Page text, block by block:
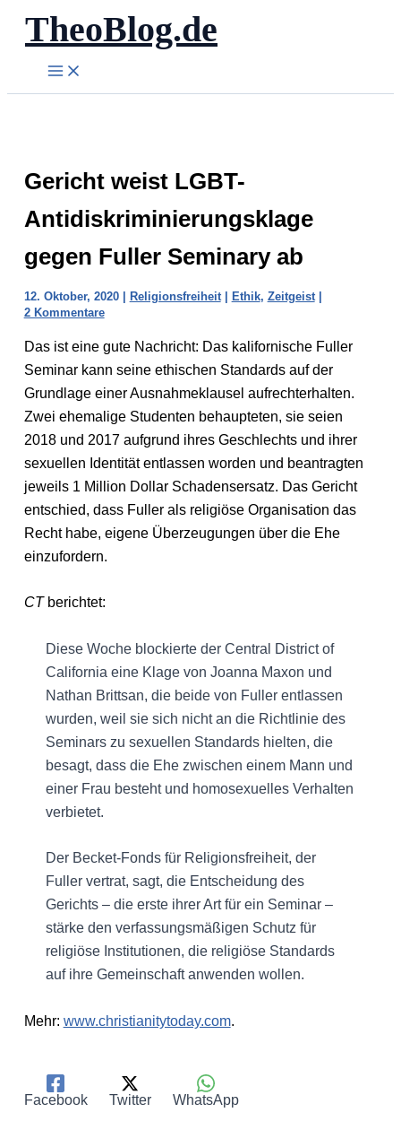
Zum
Inhalt
springen
TheoBlog.de
Gericht weist LGBT-
Antidiskriminierungsklage
gegen Fuller Seminary ab
12. Oktober, 2020 | Religionsfreiheit| Ethik, Zeitgeist|
2 Kommentare
Das ist eine gute Nachricht: Das kalifornische Fuller
Seminar kann seine ethischen Standards auf der
Grundlage einer Ausnahmeklausel aufrechterhalten.
Zwei ehemalige Studenten behaupteten, sie seien
2018 und 2017 aufgrund ihres Geschlechts und ihrer
sexuellen Identität entlassen worden und beantragten
jeweils 1 Million Dollar Schadensersatz. Das Gericht
entschied, dass Fuller als religiöse Organisation das
Recht habe, eigene Überzeugungen über die Ehe
einzufordern.
CTberichtet:
Diese Woche blockierte der Central District of
California eine Klage von Joanna Maxon und
Nathan Brittsan, die beide von Fuller entlassen
wurden, weil sie sich nicht an die Richtlinie des
Seminars zu sexuellen Standards hielten, die
besagt, dass die Ehe zwischen einem Mann und
einer Frau besteht und homosexuelles Verhalten
verbietet.
Der Becket-Fonds für Religionsfreiheit, der
Fuller vertrat, sagt, die Entscheidung des
Gerichts – die erste ihrer Art für ein Seminar –
stärke den verfassungsmäßigen Schutz für
religiöse Institutionen, die religiöse Standards
auf ihre Gemeinschaft anwenden wollen.
Mehr: www.christianitytoday.com.
Facebook Twitter WhatsApp